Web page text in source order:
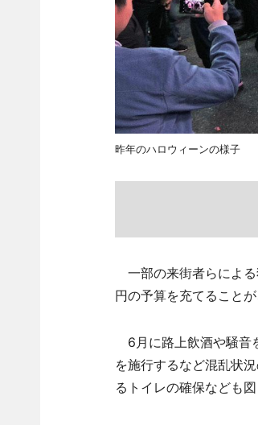
昨年のハロウィーンの様子
一部の来街者らによ
円の予算を充てること
6月に路上飲酒や騒音
を施行するなど混乱状
るトイレの確保なども図